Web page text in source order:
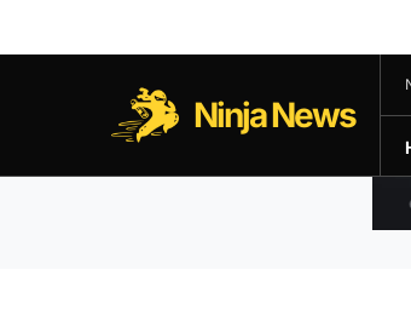
Ninja News